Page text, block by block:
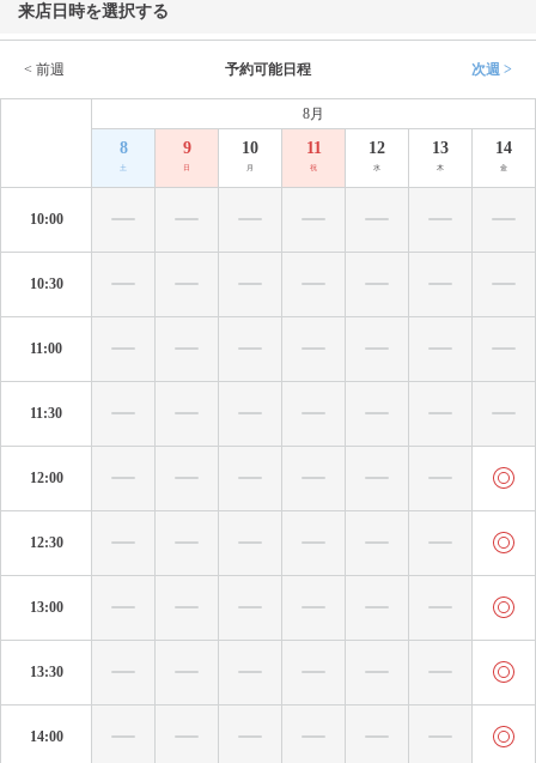
来店日時を選択する
< 前週 予約可能日程 次週 >
8月
8
土
9
日
10
月
11
祝
12
水
13
木
14
金
10:00
10:30
11:00
11:30
12:00
12:30
13:00
13:30
14:00